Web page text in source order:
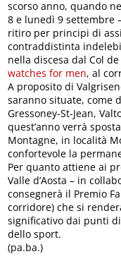
scorso anno, quando
8 e lunedì 9 settembre
ritiro per principi di
contraddistinta
nella discesa dal Col
watches for men, al
A proposito di
saranno situate, come
Gressoney-St-Jean,
quest’anno verrà
Montagne, in località
confortevole la
Per quanto attiene ai
Valle d’Aosta – in
consegnerà il Premio
corridore) che si
significativo dai punti
dello sport.
(pa.ba.)